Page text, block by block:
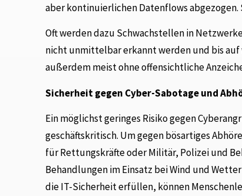
aber kontinuierlichen Datenflows
Oft werden dazu Schwachstellen in
nicht unmittelbar erkannt werden und bis auf
außerdem meist ohne offensichtliche
Sicherheit gegen Cyber-Sabotage und
Ein möglichst geringes Risiko gegen
geschäftskritisch. Um gegen bösartiges
für Rettungskräfte oder Militär, Polizei und
Behandlungen im Einsatz bei Wind und
die IT-Sicherheit erfüllen, können